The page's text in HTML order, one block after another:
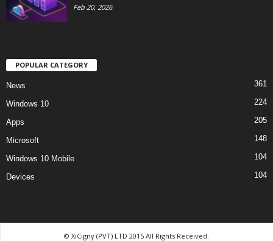
Feb 20, 2026
POPULAR CATEGORY
News 361
Windows 10 224
Apps 205
Microsoft 148
Windows 10 Mobile 104
Devices 104
© XiCigny (PVT) LTD 2015 All Rights Received.